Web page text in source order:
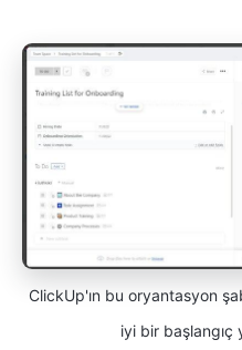
ClickUp'ın bu oryantasyon
iyi bir başlangıç